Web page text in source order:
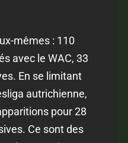
mêmes : 110
avec le WAC, 33
En se limitant
autrichienne,
pour 28
Ce sont des